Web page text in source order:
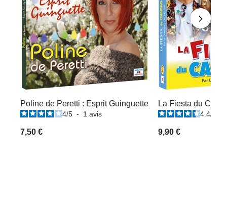
Poline de Peretti : Esprit Guinguette
4/5 - 1 avis
7,50 €
La Fiesta du
4.4/
9,90 €